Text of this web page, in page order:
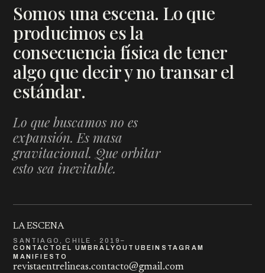
Somos una escena. Lo que
producimos es la
consecuencia física de tener
algo que decir y no transar el
estándar.
Lo que buscamos no es
expansión. Es masa
gravitacional. Que orbitar
esto sea inevitable.
LA ESCENA
SANTIAGO, CHILE · 2019–
CONTACTO EL UMBRALYOUTUBEINSTAGRAM
MANIFIESTO
revistaentrelineas.contacto@gmail.com